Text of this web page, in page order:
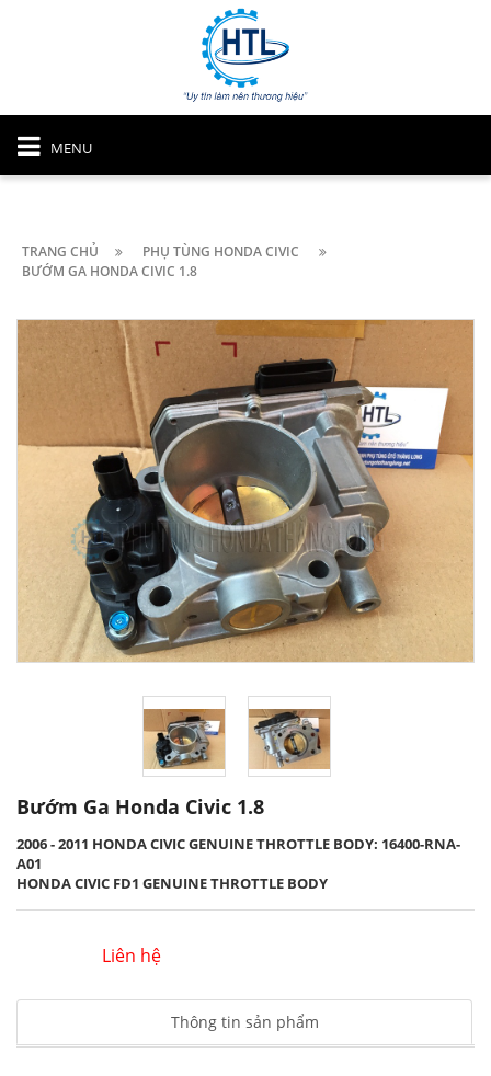
MENU
TRANG CHỦ
PHỤ TÙNG HONDA CIVIC
BƯỚM GA HONDA CIVIC 1.8
Bướm Ga Honda Civic 1.8
2006 - 2011 HONDA CIVIC GENUINE THROTTLE BODY: 16400-RNA-
A01
HONDA CIVIC FD1 GENUINE THROTTLE BODY
Liên hệ
Thông tin sản phẩm